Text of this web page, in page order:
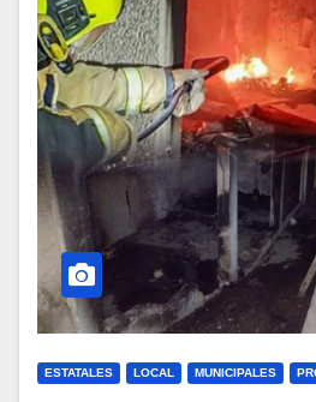
ESTATALES LOCAL MUNICIPALES